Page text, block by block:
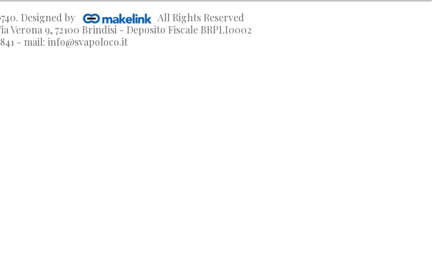
. Designed by
All Rights Reserved
Verona 9, 72100 Brindisi - Deposito Fiscale BRPLI0002
- mail: info@svapoloco.it